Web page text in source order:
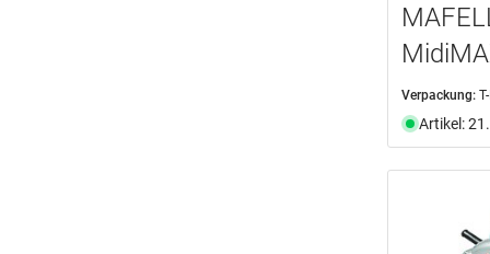
Verpackung:
Artikel: